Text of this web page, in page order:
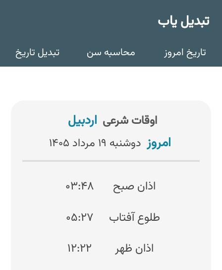
تبدیل یاب
تاریخ امروز محاسبه سن تبدیل تاریخ
اوقات شرعی اردبیل
امروز دوشنبه ۱۹ مرداد ۱۴۰۵
اذان صبح
۰۳:۴۸
طلوع آفتاب
۰۵:۲۷
اذان ظهر
۱۲:۲۲